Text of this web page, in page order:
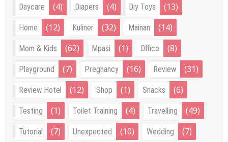
Daycare (4) Diapers (4) Diy Toys (13)
Home (12) Kuliner (32) Mainan (14)
Mom & Kids (62) Mpasi (1) Office (8)
Playground (7) Pregnancy (16) Review (31)
Review Hotel (12) Shop (1) Snacks (6)
Testing (1) Toilet Training (4) Travelling (49)
Tutorial (7) Unexpected (10) Wedding (7)